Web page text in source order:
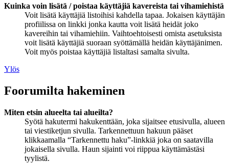
Kuinka voin lisätä / poistaa käyttäjiä kavereista tai vihamiehistä
Voit lisätä käyttäjiä listoihisi kahdella tapaa. Jokaisen käyttäjän
profiilissa on linkki jonka kautta voit lisätä heidät joko
kavereihin tai vihamiehiin. Vaihtoehtoisesti omista asetuksista
voit lisätä käyttäjiä suoraan syöttämällä heidän käyttäjänimen.
Voit myös poistaa käyttäjiä listaltasi samalta sivulta.
Ylös
Foorumilta hakeminen
Miten etsin alueelta tai alueilta?
Syötä hakutermi hakukenttään, joka sijaitsee etusivulla, alueen
tai viestiketjun sivulla. Tarkennettuun hakuun pääset
klikkaamalla “Tarkennettu haku”-linkkiä joka on saatavilla
jokaisella sivulla. Haun sijainti voi riippua käyttämästäsi
tyylistä.